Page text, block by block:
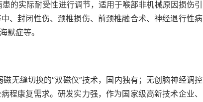
的实际耐受性进行调节，适用于喉部非机械原因损伤引
、封闭性伤、颈椎损伤、前颈椎融合术、神经退行性病
默症等。
无缝切换的“双磁仪”技术，国内独有；无创脑神经调控
程康复需求。研发实力强，作为国家级高新技术企业、